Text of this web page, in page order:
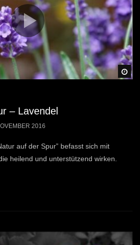
– Lavendel
2016
auf der Spur” befasst sich mit
heilend und unterstützend wirken.